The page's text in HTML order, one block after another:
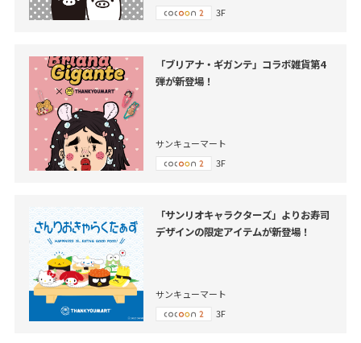
3F
「ブリアナ・ギガンテ」コラボ雑貨第4
弾が新登場！
サンキューマート
3F
「サンリオキャラクターズ」よりお寿司
デザインの限定アイテムが新登場！
サンキューマート
3F